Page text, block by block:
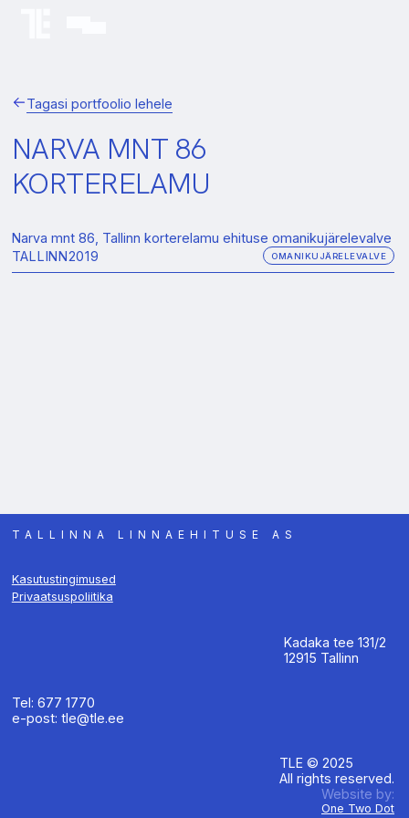
Tagasi portfoolio lehele
NARVA MNT 86
KORTERELAMU
Narva mnt 86, Tallinn korterelamu ehituse omanikujärelevalve
TALLINN2019 OMANIKUJÄRELEVALVE
TALLINNA LINNAEHITUSE AS
Kasutustingimused
Privaatsuspoliitika
Kadaka tee 131/2
12915 Tallinn
Tel: 677 1770
e-post: tle@tle.ee
TLE © 2025
All rights reserved.
Website by:
One Two Dot